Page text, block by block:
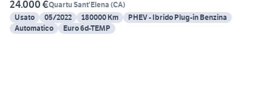
24.000 €Quartu Sant'Elena (CA)
Usato
05/2022 180000 Km
PHEV - Ibrido Plug-in Benzina
Automatico
Euro 6d-TEMP